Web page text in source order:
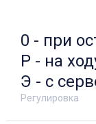
Регулировка
0 - при
Р - на
Э - с